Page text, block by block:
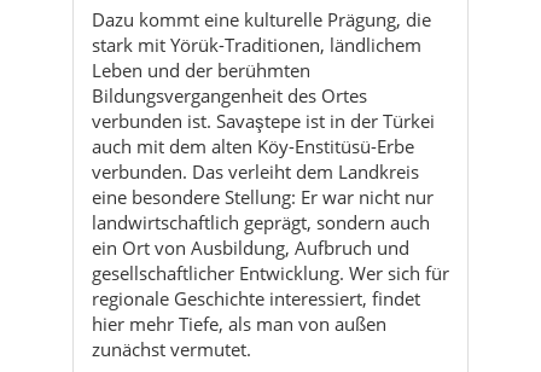
Dazu kommt eine kulturelle Prägung, die
stark mit Yörük-Traditionen, ländlichem
Leben und der berühmten
Bildungsvergangenheit des Ortes
verbunden ist. Savaştepe ist in der Türkei
auch mit dem alten Köy-Enstitüsü-Erbe
verbunden. Das verleiht dem Landkreis
eine besondere Stellung: Er war nicht nur
landwirtschaftlich geprägt, sondern auch
ein Ort von Ausbildung, Aufbruch und
gesellschaftlicher Entwicklung. Wer sich für
regionale Geschichte interessiert, findet
hier mehr Tiefe, als man von außen
zunächst vermutet.